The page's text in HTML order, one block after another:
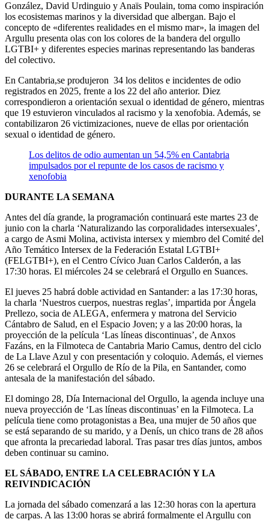
González, David Urdinguio y Anaïs Poulain, toma como inspiración
los ecosistemas marinos y la diversidad que albergan. Bajo el
concepto de «diferentes realidades en el mismo mar», la imagen del
Argullu presenta olas con los colores de la bandera del orgullo
LGTBI+ y diferentes especies marinas representando las banderas
del colectivo.
En Cantabria,se produjeron 34 los delitos e incidentes de odio
registrados en 2025, frente a los 22 del año anterior. Diez
correspondieron a orientación sexual o identidad de género, mientras
que 19 estuvieron vinculados al racismo y la xenofobia. Además, se
contabilizaron 26 victimizaciones, nueve de ellas por orientación
sexual o identidad de género.
Los delitos de odio aumentan un 54,5% en Cantabria
impulsados por el repunte de los casos de racismo y
xenofobia
DURANTE LA SEMANA
Antes del día grande, la programación continuará este martes 23 de
junio con la charla ‘Naturalizando las corporalidades intersexuales’,
a cargo de Asmi Molina, activista intersex y miembro del Comité del
Año Temático Intersex de la Federación Estatal LGTBI+
(FELGTBI+), en el Centro Cívico Juan Carlos Calderón, a las
17:30 horas. El miércoles 24 se celebrará el Orgullo en Suances.
El jueves 25 habrá doble actividad en Santander: a las 17:30 horas,
la charla ‘Nuestros cuerpos, nuestras reglas’, impartida por Ángela
Prellezo, socia de ALEGA, enfermera y matrona del Servicio
Cántabro de Salud, en el Espacio Joven; y a las 20:00 horas, la
proyección de la película ‘Las líneas discontinuas’, de Anxos
Fazáns, en la Filmoteca de Cantabria Mario Camus, dentro del ciclo
de La Llave Azul y con presentación y coloquio. Además, el viernes
26 se celebrará el Orgullo de Río de la Pila, en Santander, como
antesala de la manifestación del sábado.
El domingo 28, Día Internacional del Orgullo, la agenda incluye una
nueva proyección de ‘Las líneas discontinuas’ en la Filmoteca. La
película tiene como protagonistas a Bea, una mujer de 50 años que
se está separando de su marido, y a Denís, un chico trans de 28 años
que afronta la precariedad laboral. Tras pasar tres días juntos, ambos
deben continuar su camino.
EL SÁBADO, ENTRE LA CELEBRACIÓN Y LA
REIVINDICACIÓN
La jornada del sábado comenzará a las 12:30 horas con la apertura
de carpas. A las 13:00 horas se abrirá formalmente el Argullu con